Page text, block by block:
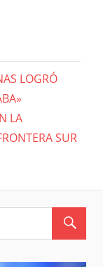
LOGRÓ
LA
SUR